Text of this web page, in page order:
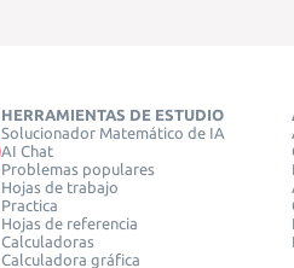
HERRAMIENTAS DE ESTUDIO
Solucionador Matemático de IA
AI Chat
Problemas populares
Hojas de trabajo
Practica
Hojas de referencia
Calculadoras
Calculadora gráfica